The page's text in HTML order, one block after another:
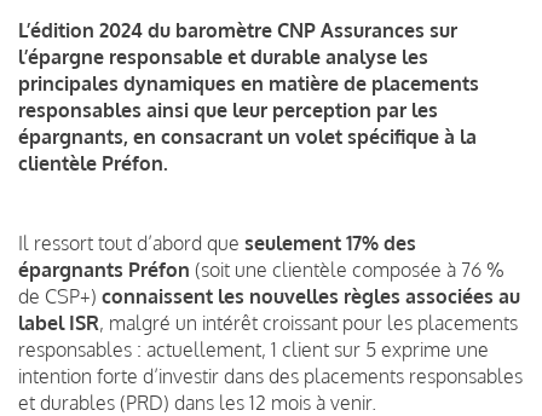
L’édition 2024 du baromètre CNP Assurances sur
l’épargne responsable et durable analyse les
principales dynamiques en matière de placements
responsables ainsi que leur perception par les
épargnants, en consacrant un volet spécifique à la
clientèle Préfon.
Il ressort tout d’abord que seulement 17% des
épargnants Préfon (soit une clientèle composée à 76 %
de CSP+) connaissent les nouvelles règles associées au
label ISR, malgré un intérêt croissant pour les placements
responsables : actuellement, 1 client sur 5 exprime une
intention forte d’investir dans des placements responsables
et durables (PRD) dans les 12 mois à venir.